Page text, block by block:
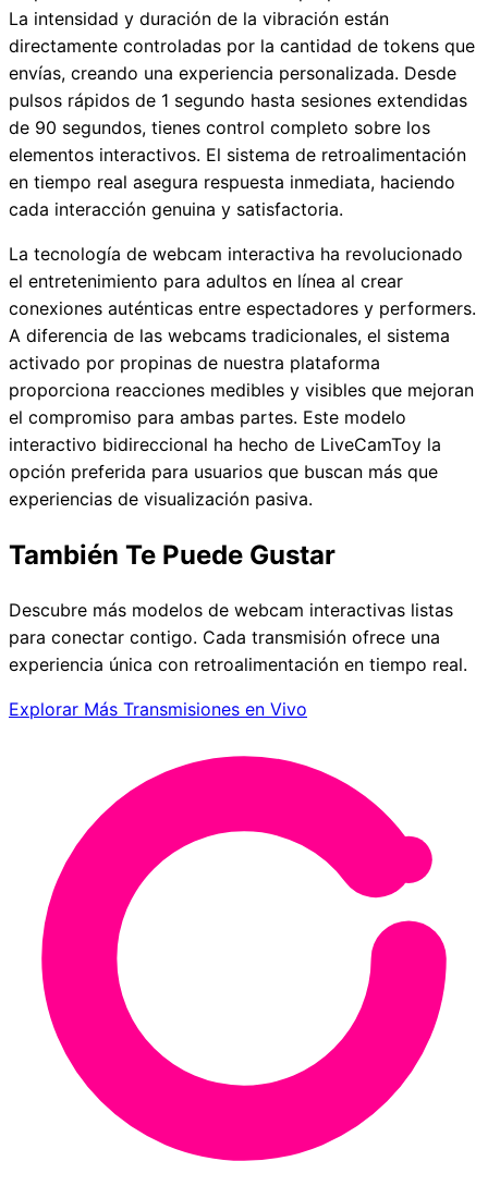
La intensidad y duración de la vibración están
directamente controladas por la cantidad de tokens que
envías, creando una experiencia personalizada. Desde
pulsos rápidos de 1 segundo hasta sesiones extendidas
de 90 segundos, tienes control completo sobre los
elementos interactivos. El sistema de retroalimentación
en tiempo real asegura respuesta inmediata, haciendo
cada interacción genuina y satisfactoria.
La tecnología de webcam interactiva ha revolucionado
el entretenimiento para adultos en línea al crear
conexiones auténticas entre espectadores y performers.
A diferencia de las webcams tradicionales, el sistema
activado por propinas de nuestra plataforma
proporciona reacciones medibles y visibles que mejoran
el compromiso para ambas partes. Este modelo
interactivo bidireccional ha hecho de LiveCamToy la
opción preferida para usuarios que buscan más que
experiencias de visualización pasiva.
También Te Puede Gustar
Descubre más modelos de webcam interactivas listas
para conectar contigo. Cada transmisión ofrece una
experiencia única con retroalimentación en tiempo real.
Explorar Más Transmisiones en Vivo